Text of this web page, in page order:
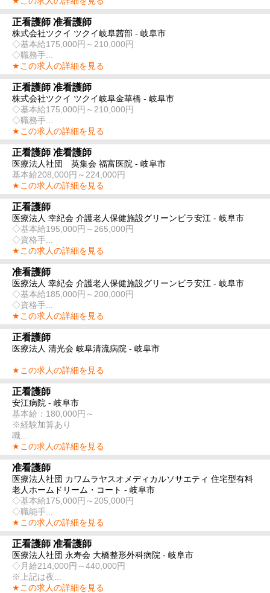
正看護師 准看護師
株式会社ツクイ ツクイ岐阜茜部 - 岐阜市
◇基本給175,000円～210,000円
◇職務手...
★この求人の詳細を見る
正看護師 准看護師
株式会社ツクイ ツクイ岐阜金華橋 - 岐阜市
◇基本給175,000円～210,000円
◇職務手...
★この求人の詳細を見る
正看護師 准看護師
医療法人社団 英集会 福富医院 - 岐阜市
基本給208,000円～224,000円
★この求人の詳細を見る
正看護師
医療法人 幸紀会 介護老人保健施設グリーンビラ安江 - 岐阜市
◇基本給195,000円～265,000円
◇資格手...
★この求人の詳細を見る
准看護師
医療法人 幸紀会 介護老人保健施設グリーンビラ安江 - 岐阜市
◇基本給185,000円～200,000円
◇資格手...
★この求人の詳細を見る
正看護師
医療法人 清光会 岐阜清流病院 - 岐阜市
★この求人の詳細を見る
正看護師
安江病院 - 岐阜市
基本給：180,000円～
※経験加算あり
職...
★この求人の詳細を見る
准看護師
医療法人社団 カワムラヤスオメディカルソサエティ 住宅型有料
老人ホームドリーム・コート - 岐阜市
◇基本給175,000円～205,000円
◇職能手...
★この求人の詳細を見る
正看護師 准看護師
医療法人社団 永寿会 大橋整形外科病院 - 岐阜市
◇月給214,000円～440,000円
※上記は夜...
★この求人の詳細を見る